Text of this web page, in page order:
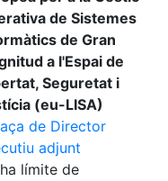
de Sistemes
de Gran
a l'Espai de
Seguretat i
(eu-LISA)
de Director
adjunt
límite de